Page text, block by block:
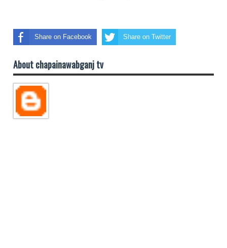
Share on Facebook Share on Twitter
About chapainawabganj tv